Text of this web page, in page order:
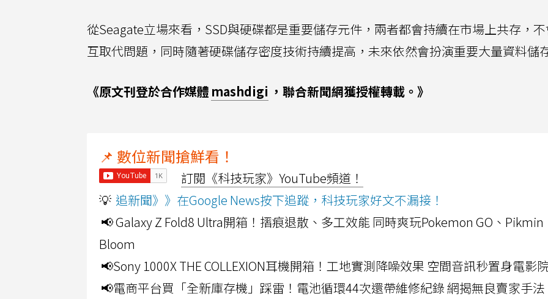
從Seagate立場來看，SSD與硬碟都是重要儲存元件，兩者都會持續在市場上共存，
互取代問題，同時隨著硬碟儲存密度技術持續提高，未來依然會扮演重要大量資料儲
《原文刊登於合作媒體 mashdigi ，聯合新聞網獲授權轉載。》
📌 數位新聞搶鮮看！
訂閱《科技玩家》YouTube頻道！
💡 追新聞》》在Google News按下追蹤，科技玩家好文不漏接！
📢 Galaxy Z Fold8 Ultra開箱！摺痕退散、多工效能 同時爽玩Pokemon GO、Pikmin
Bloom
📢Sony 1000X THE COLLEXION耳機開箱！工地實測降噪效果 空間音訊秒置身電影
📢電商平台買「全新庫存機」踩雷！電池循環44次還帶維修紀錄 網揭無良賣家手法